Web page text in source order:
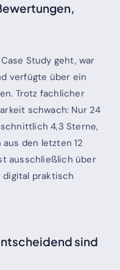
Study geht, war
verfügte über ein
Trotz fachlicher
schwach: Nur 24
4,3 Sterne,
den letzten 12
ausschließlich über
digital praktisch
sind